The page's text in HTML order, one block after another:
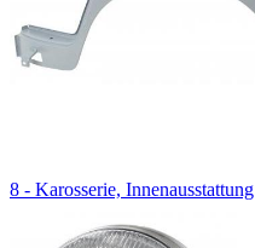
8 - Karosserie, Innenausstattung